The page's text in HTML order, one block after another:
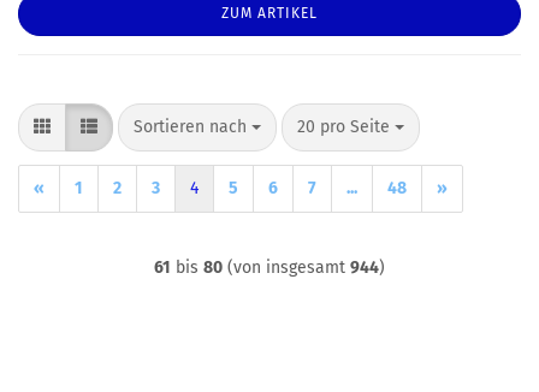
ZUM ARTIKEL
Sortieren nach
Sortieren nach 20 pro Seite
pro Seite
« 1 2 3 4 5 6 7 ... 48 »
61 bis 80 (von insgesamt 944)